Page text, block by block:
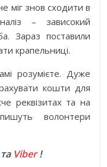
міг знов сходити в
– зависокий
Зараз поставили
крапельниці.
розумієте. Дуже
кошти для
реквізитах та на
волонтери
Viber!